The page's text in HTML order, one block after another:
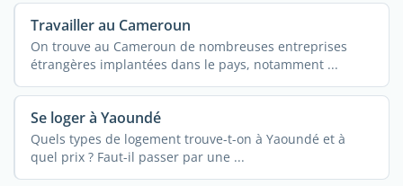
Travailler au Cameroun
On trouve au Cameroun de nombreuses entreprises
étrangères implantées dans le pays, notamment ...
Se loger à Yaoundé
Quels types de logement trouve-t-on à Yaoundé et à
quel prix ? Faut-il passer par une ...